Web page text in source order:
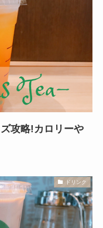
攻略!カロリーや
ドリンク